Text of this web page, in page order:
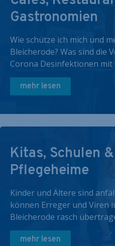
Gastronomien
Wie schütze ich mich und
Bleicherode? Was sind die
Corona Desinfektionen mit
mehr lesen
Kitas, Schulen &
Pflegeheime
Kinder und Ältere sind
können Erreger und Viren
Bleicherode rasch
mehr lesen